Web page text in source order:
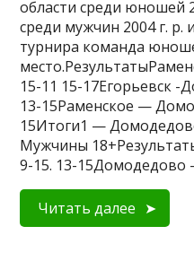
области среди юношей
среди мужчин 2004 г. р.
турнира команда
15-11 15-17Егорьевск -
13-15Раменское —
15Итоги1 —
Мужчины
9-15. 13-15Домодедово
Читать далее